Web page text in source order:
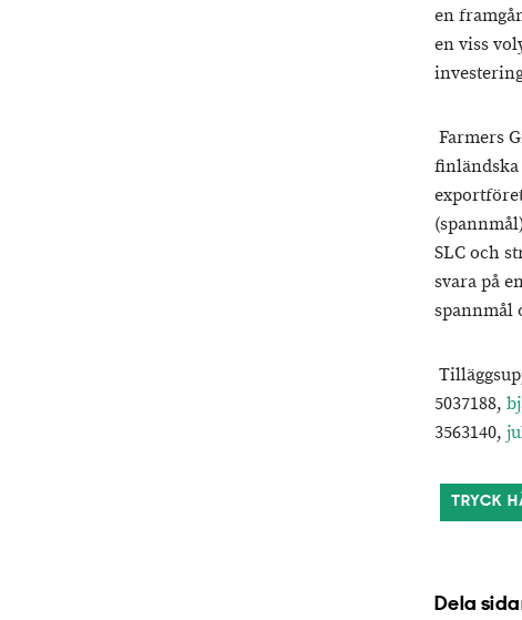
en
en viss
Farmers
finländska
SLC och
svara på
spannmål
5037188,
3563140,
TRYCK
Dela